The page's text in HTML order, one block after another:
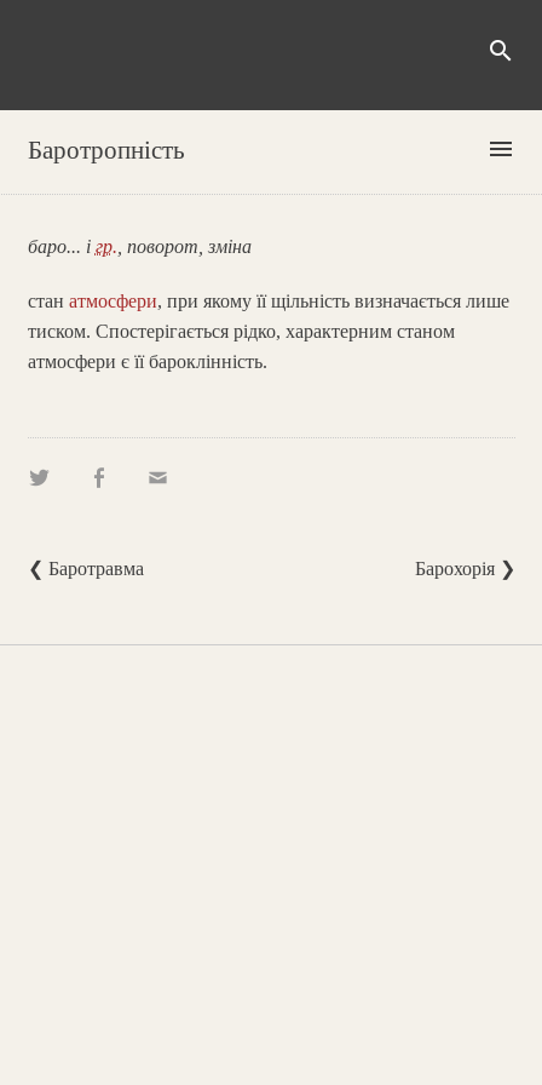
search
Баротропність menu
баро... і гр. , поворот, зміна
стан атмосфери, при якому її щільність визначається лише
тиском. Спостерігається рідко, характерним станом
атмосфери є її бароклінність.
❮ Баротравма Барохорія ❯